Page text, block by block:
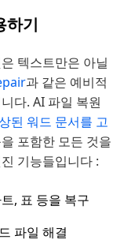
하기
텍스트만은 아닐
과 같은 예비적
다. AI 파일 복원
된 워드 문서를 고
포함한 모든 것을
기능들입니다 :
, 표 등을 복구
파일 해결